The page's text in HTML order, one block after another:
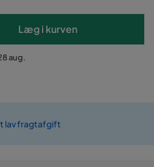
Læg i kurven
aug.